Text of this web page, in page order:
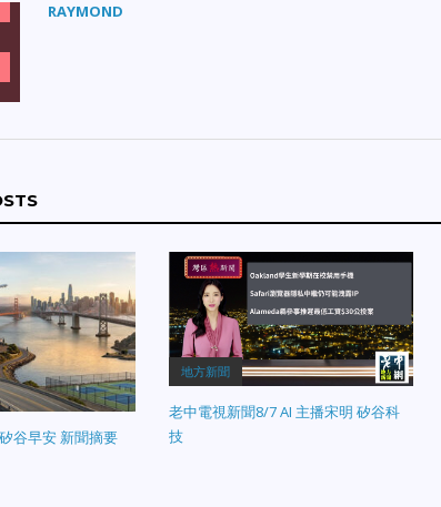
RAYMOND
谷早安 新聞摘要
地方新聞
老中電視新聞8/7 AI 主播宋明 矽谷科
技